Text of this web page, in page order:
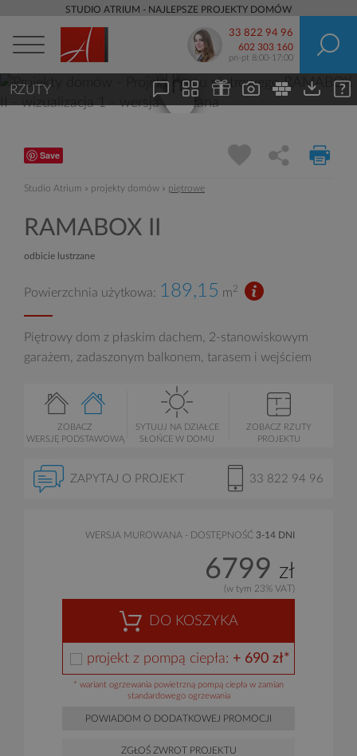
STUDIO ATRIUM - NAJLEPSZE PROJEKTY DOMÓW
33 822 94 96
602 303 160
pn-pt 8:00-17:00
Save
Studio Atrium » projekty domów » piętrowe
RAMABOX II
odbicie lustrzane
Powierzchnia użytkowa: 189,15 m2
Piętrowy dom z płaskim dachem, 2-stanowiskowym
garażem, zadaszonym balkonem, tarasem i wejściem
ZOBACZ
WERSJĘ PODSTAWOWĄ
SYTUUJ NA DZIAŁCE
SŁOŃCE W DOMU
ZOBACZ RZUTY
PROJEKTU
ZAPYTAJ O PROJEKT 33 822 94 96
WERSJA MUROWANA - DOSTĘPNOŚĆ 3-14 DNI
6799 zł
(w tym 23% VAT)
DO KOSZYKA
projekt z pompą ciepła: + 690 zł*
* wariant ogrzewania powietrzną pompą ciepła w zamian
standardowego ogrzewania
POWIADOM O DODATKOWEJ PROMOCJI
ZGŁOŚ ZWROT PROJEKTU
RZUTY